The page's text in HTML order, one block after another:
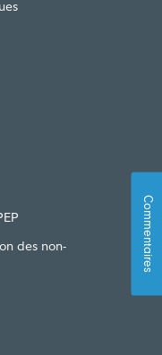
des non-
Commentaires